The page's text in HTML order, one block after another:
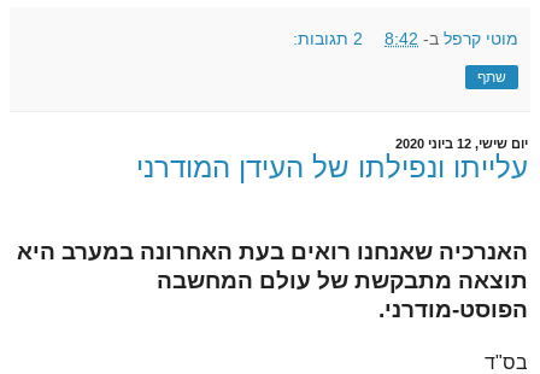
מוטי קרפל ב- 8:42 2 תגובות:
שתף
יום שישי, 12 ביוני 2020
עלייתו ונפילתו של העידן המודרני
האנרכיה שאנחנו רואים בעת האחרונה במערב היא
תוצאה מתבקשת של עולם המחשבה
הפוסט-מודרני.
בס"ד